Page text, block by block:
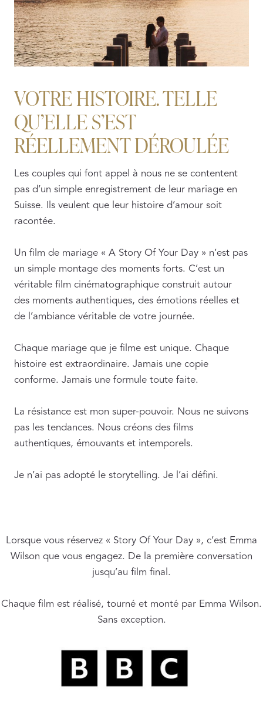
VOTRE HISTOIRE. TELLE
QU’ELLE S’EST
RÉELLEMENT DÉROULÉE
Les couples qui font appel à nous ne se contentent
pas d’un simple enregistrement de leur mariage en
Suisse. Ils veulent que leur histoire d’amour soit
racontée.
Un film de mariage « A Story Of Your Day » n’est pas
un simple montage des moments forts. C’est un
véritable film cinématographique construit autour
des moments authentiques, des émotions réelles et
de l’ambiance véritable de votre journée.
Chaque mariage que je filme est unique. Chaque
histoire est extraordinaire. Jamais une copie
conforme. Jamais une formule toute faite.
La résistance est mon super-pouvoir. Nous ne suivons
pas les tendances. Nous créons des films
authentiques, émouvants et intemporels.
Je n’ai pas adopté le storytelling. Je l’ai défini.
Lorsque vous réservez « Story Of Your Day », c’est Emma
Wilson que vous engagez. De la première conversation
jusqu’au film final.
Chaque film est réalisé, tourné et monté par Emma Wilson.
Sans exception.